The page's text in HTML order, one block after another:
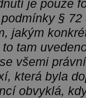
je pouze
§ 72
jakým
tam
všemi
která byla
obvyklá,